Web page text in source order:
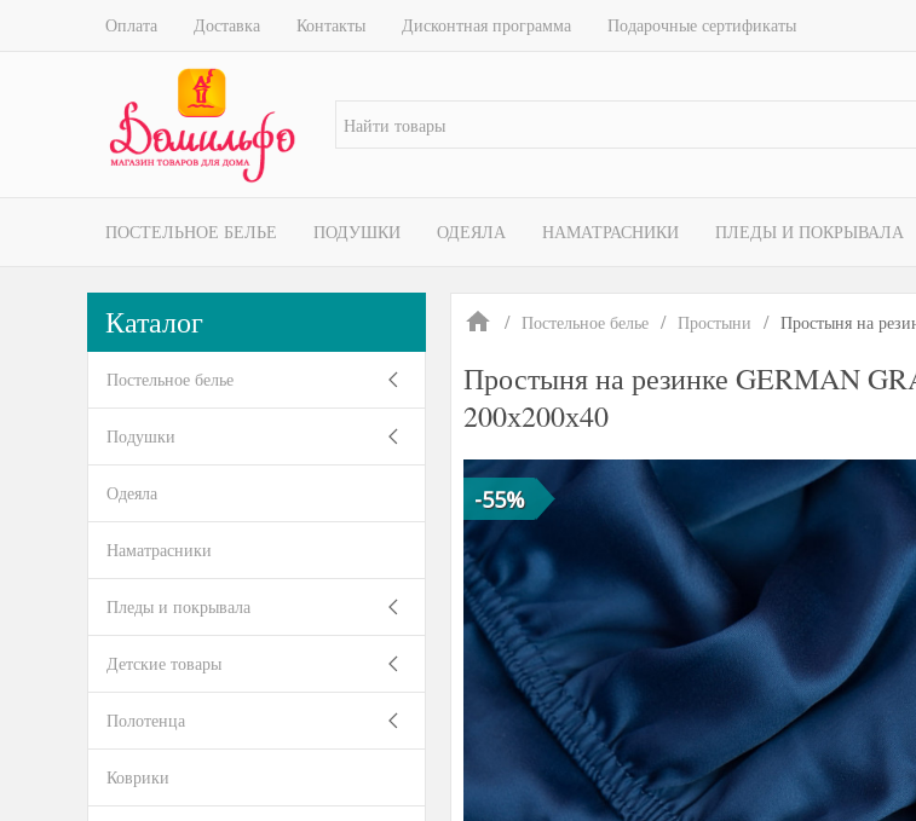
Оплата Доставка Контакты Дисконтная программа Подарочные сертификаты
ПОСТЕЛЬНОЕ БЕЛЬЕ ПОДУШКИ ОДЕЯЛА НАМАТРАСНИКИ ПЛЕДЫ И ПОКРЫВАЛА
Постельное белье Простыни Простыня на
Простыня на резинке GERMAN
200х200х40
-55%
Каталог
Постельное белье
Подушки
Одеяла
Наматрасники
Пледы и покрывала
Детские товары
Полотенца
Коврики